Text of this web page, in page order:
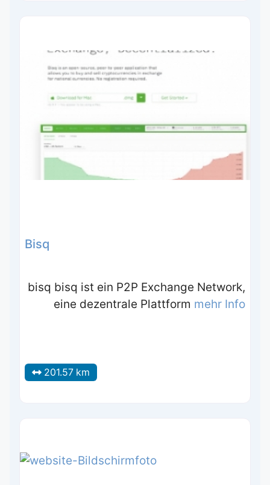
Bisq
bisq bisq ist ein P2P Exchange Network,
eine dezentrale Plattform mehr Info
201.57 km